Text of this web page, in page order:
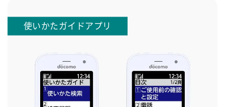
使いかたガイドアプリ